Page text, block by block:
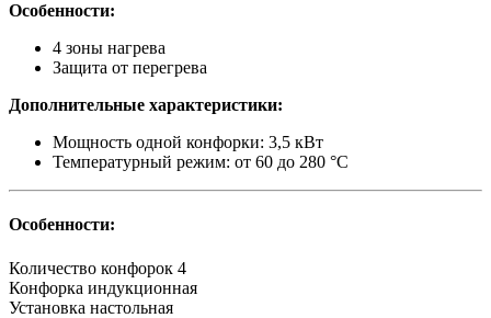
Особенности:
4 зоны нагрева
Защита от перегрева
Дополнительные характеристики:
Мощность одной конфорки: 3,5 кВт
Температурный режим: от 60 до 280 °С
Особенности:
Количество конфорок 4
Конфорка индукционная
Установка настольная